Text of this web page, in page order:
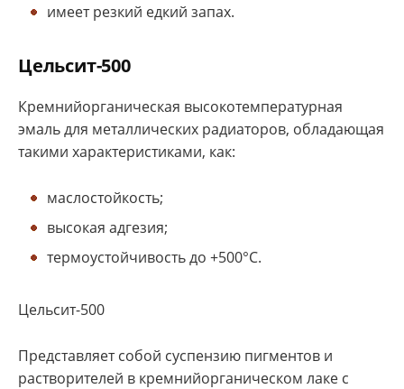
имеет резкий едкий запах.
Цельсит-500
Кремнийорганическая высокотемпературная
эмаль для металлических радиаторов, обладающая
такими характеристиками, как:
маслостойкость;
высокая адгезия;
термоустойчивость до +500°С.
Цельсит-500
Представляет собой суспензию пигментов и
растворителей в кремнийорганическом лаке с